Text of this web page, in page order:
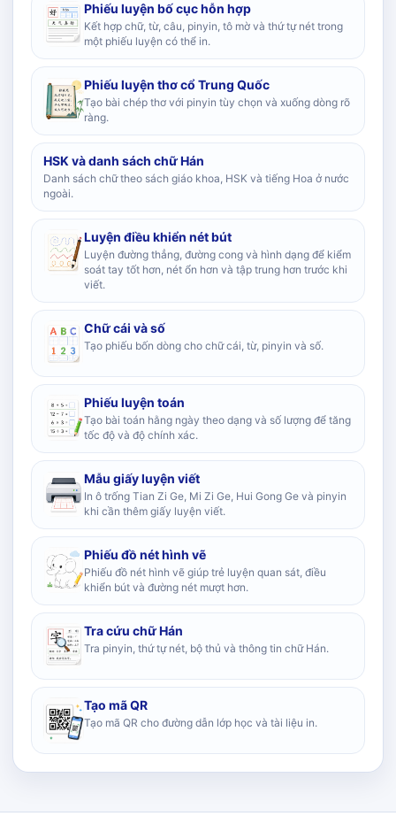
Phiếu luyện bố cục hỗn hợp
Kết hợp chữ, từ, câu, pinyin, tô mờ và thứ tự nét trong
một phiếu luyện có thể in.
Phiếu luyện thơ cổ Trung Quốc
Tạo bài chép thơ với pinyin tùy chọn và xuống dòng rõ
ràng.
HSK và danh sách chữ Hán
Danh sách chữ theo sách giáo khoa, HSK và tiếng Hoa ở nước
ngoài.
Luyện điều khiển nét bút
Luyện đường thẳng, đường cong và hình dạng để kiểm
soát tay tốt hơn, nét ổn hơn và tập trung hơn trước khi
viết.
Chữ cái và số
Tạo phiếu bốn dòng cho chữ cái, từ, pinyin và số.
Phiếu luyện toán
Tạo bài toán hằng ngày theo dạng và số lượng để tăng
tốc độ và độ chính xác.
Mẫu giấy luyện viết
In ô trống Tian Zi Ge, Mi Zi Ge, Hui Gong Ge và pinyin
khi cần thêm giấy luyện viết.
Phiếu đồ nét hình vẽ
Phiếu đồ nét hình vẽ giúp trẻ luyện quan sát, điều
khiển bút và đường nét mượt hơn.
Tra cứu chữ Hán
Tra pinyin, thứ tự nét, bộ thủ và thông tin chữ Hán.
Tạo mã QR
Tạo mã QR cho đường dẫn lớp học và tài liệu in.